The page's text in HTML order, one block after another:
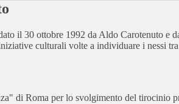
il 30 ottobre 1992 da Aldo Carotenuto
culturali volte a individuare i nessi
di Roma per lo svolgimento del tirocinio